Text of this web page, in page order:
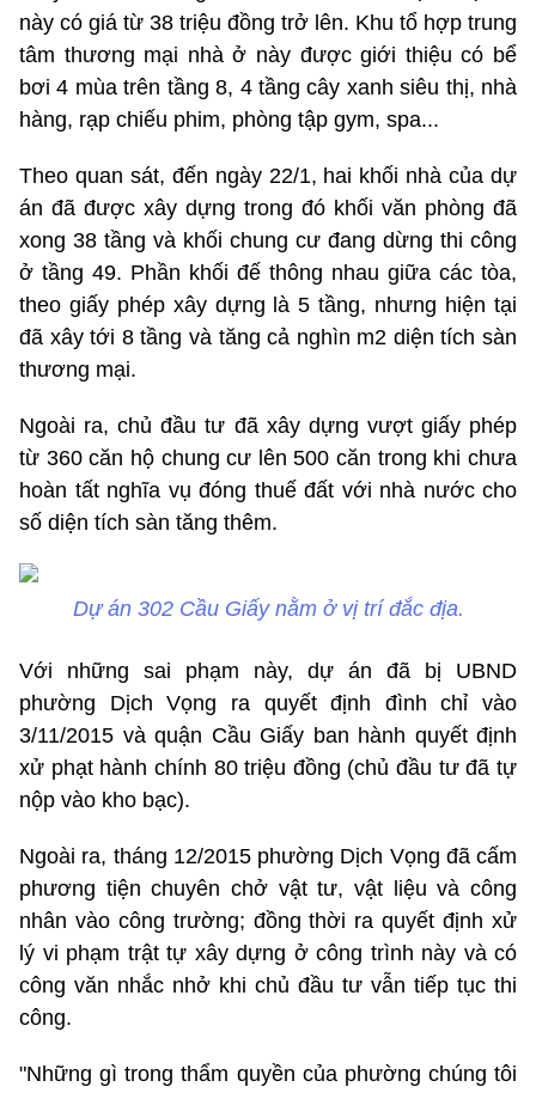
này có giá từ 38 triệu đồng trở lên. Khu tổ hợp trung
tâm thương mại nhà ở này được giới thiệu có bể
bơi 4 mùa trên tầng 8, 4 tầng cây xanh siêu thị, nhà
hàng, rạp chiếu phim, phòng tập gym, spa...
Theo quan sát, đến ngày 22/1, hai khối nhà của dự
án đã được xây dựng trong đó khối văn phòng đã
xong 38 tầng và khối chung cư đang dừng thi công
ở tầng 49. Phần khối đế thông nhau giữa các tòa,
theo giấy phép xây dựng là 5 tầng, nhưng hiện tại
đã xây tới 8 tầng và tăng cả nghìn m2 diện tích sàn
thương mại.
Ngoài ra, chủ đầu tư đã xây dựng vượt giấy phép
từ 360 căn hộ chung cư lên 500 căn trong khi chưa
hoàn tất nghĩa vụ đóng thuế đất với nhà nước cho
số diện tích sàn tăng thêm.
Dự án 302 Cầu Giấy nằm ở vị trí đắc địa.
Với những sai phạm này, dự án đã bị UBND
phường Dịch Vọng ra quyết định đình chỉ vào
3/11/2015 và quận Cầu Giấy ban hành quyết định
xử phạt hành chính 80 triệu đồng (chủ đầu tư đã tự
nộp vào kho bạc).
Ngoài ra, tháng 12/2015 phường Dịch Vọng đã cấm
phương tiện chuyên chở vật tư, vật liệu và công
nhân vào công trường; đồng thời ra quyết định xử
lý vi phạm trật tự xây dựng ở công trình này và có
công văn nhắc nhở khi chủ đầu tư vẫn tiếp tục thi
công.
"Những gì trong thẩm quyền của phường chúng tôi